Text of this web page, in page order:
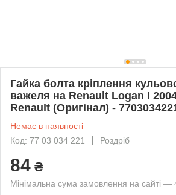
Гайка болта кріплення
важеля на Renault Logan I
Renault (Оригінал) -
Немає в наявності
Код: 77 03 034 221
Роздріб
84 ₴
Мінімальна сума замовлення на сайті —